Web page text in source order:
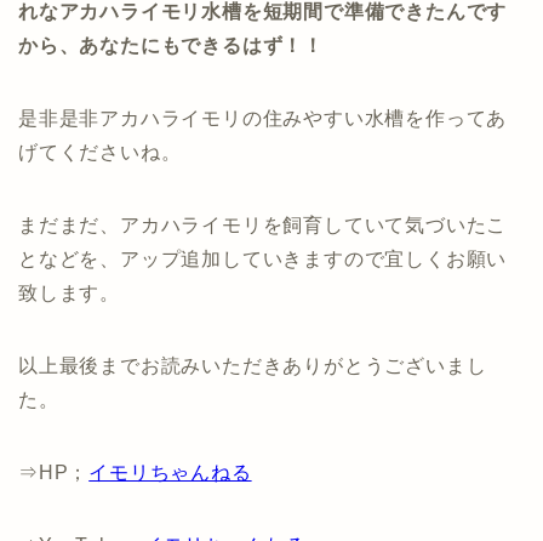
れなアカハライモリ水槽を短期間で準備できたんです
から、あなたにもできるはず！！
是非是非アカハライモリの住みやすい水槽を作ってあ
げてくださいね。
まだまだ、アカハライモリを飼育していて気づいたこ
となどを、アップ追加していきますので宜しくお願い
致します。
以上最後までお読みいただきありがとうございまし
た。
⇒HP； イモリちゃんねる